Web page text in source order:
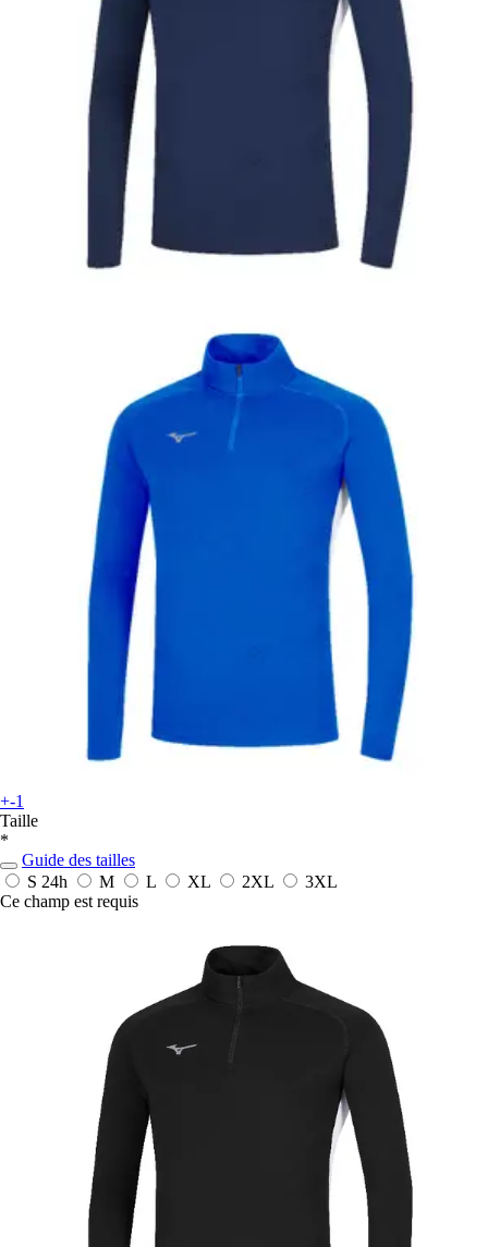
+-1
Taille
*
Guide des tailles
S 24h M L XL 2XL
3XL
Ce champ est requis